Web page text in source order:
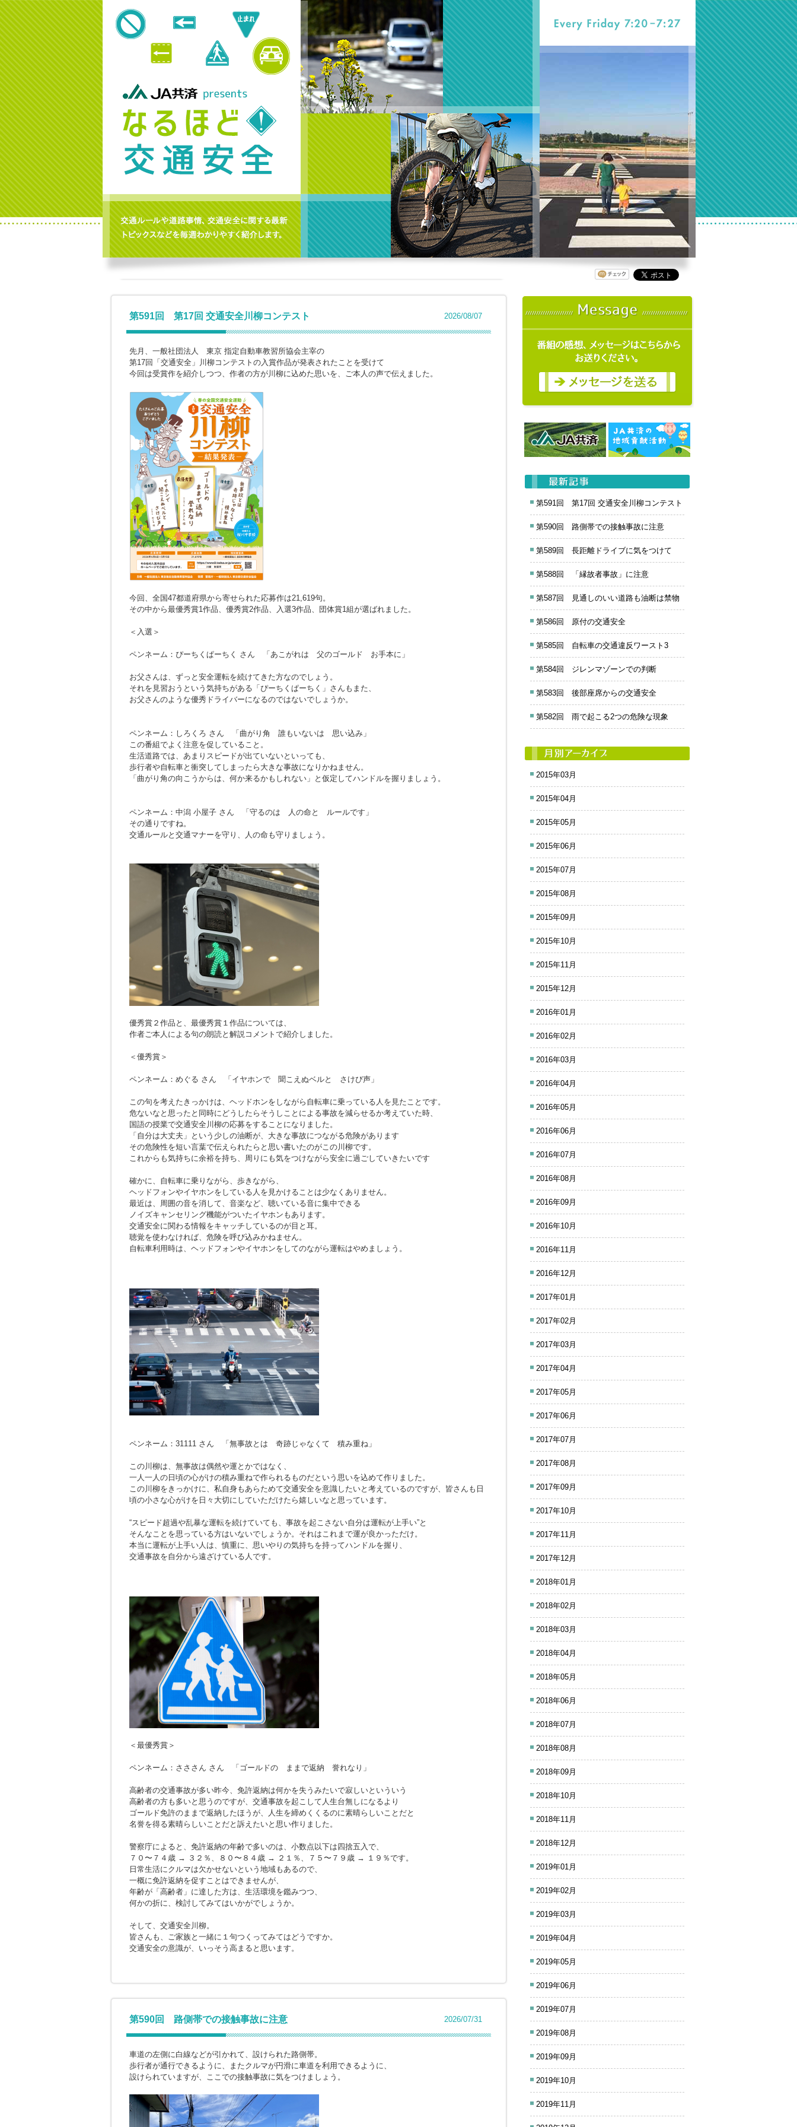
第591回 第17回 交通安全川柳コンテスト 2026/08/07
先月、一般社団法人 東京 指定自動車教習所協会主宰の
第17回「交通安全」川柳コンテストの入賞作品が発表されたことを受けて
今回は受賞作を紹介しつつ、作者の方が川柳に込めた思いを、ご本人の声で伝えました。
今回、全国47都道府県から寄せられた応募作は21,619句。
その中から最優秀賞1作品、優秀賞2作品、入選3作品、団体賞1組が選ばれました。
＜入選＞
ペンネーム：ぴーちくぱーちく さん 「あこがれは 父のゴールド お手本に」
お父さんは、ずっと安全運転を続けてきた方なのでしょう。
それを見習おうという気持ちがある「ぴーちくぱーちく」さんもまた、
お父さんのような優秀ドライバーになるのではないでしょうか。
ペンネーム：しろくろ さん
「曲がり角 誰もいないは 思い込み」
この番組でよく注意を促していること。
生活道路では、あまりスピードが出ていないといっても、
歩行者や自転車と衝突してしまったら大きな事故になりかねません。
「曲がり角の向こうからは、何か来るかもしれない」と仮定してハンドルを握りましょう。
ペンネーム：中潟 小屋子 さん 「 守るのは 人の命と ルールです」
その通りですね。
交通ルールと交通マナーを守り、人の命も守りましょう。
優秀賞２作品と、最優秀賞１作品については、
作者ご本人による句の朗読と解説コメントで紹介しました。
＜優秀賞＞
ペンネーム：めぐる さん 「イヤホンで 聞こえぬベルと さけび声」
この句を考えたきっかけは、ヘッドホンをしながら自転車に乗っている人を見たことです。
危ないなと思ったと同時にどうしたらそうしことによる事故を減らせるか考えていた時、
国語の授業で交通安全川柳の応募をすることになりました。
「自分は大丈夫」という少しの油断が、大きな事故につながる危険があります
その危険性を短い言葉で伝えられたらと思い書いたのがこの川柳です。
これからも気持ちに余裕を持ち、周りにも気をつけながら安全に過ごしていきたいです
確かに、自転車に乗りながら、歩きながら、
ヘッドフォンやイヤホンをしている人を見かけることは少なくありません。
最近は、周囲の音を消して、音楽など、聴いている音に集中できる
ノイズキャンセリング機能がついたイヤホンもあります。
交通安全に関わる情報をキャッチしているのが目と耳。
聴覚を使わなければ、危険を呼び込みかねません。
自転車利用時は、ヘッドフォンやイヤホンをしてのながら運転はやめましょう。
ペンネーム：31111 さん 「無事故とは 奇跡じゃなくて 積み重ね」
この川柳は、無事故は偶然や運とかではなく、
一人一人の日頃の心がけの積み重ねで作られるものだという思いを込めて作りました。
この川柳をきっかけに、私自身もあらためて交通安全を意識したいと考えているのですが、皆さんも日
頃の小さな心がけを日々大切にしていただけたら嬉しいなと思っています。
“スピード超過や乱暴な運転を続けていても、事故を起こさない自分は運転が上手い”と
そんなことを思っている方はいないでしょうか。それはこれまで運が良かっただけ。
本当に運転が上手い人は、慎重に、思いやりの気持ちを持ってハンドルを握り、
交通事故を自分から遠ざけている人です。
＜最優秀賞＞
ペンネーム：さささん さん 「ゴールドの ままで返納 誉れなり」
高齢者の交通事故が多い昨今、免許返納は何かを失うみたいで寂しいといういう
高齢者の方も多いと思うのですが、交通事故を起こして人生台無しになるより
ゴールド免許のままで返納したほうが、人生を締めくくるのに素晴らしいことだと
名誉を得る素晴らしいことだと訴えたいと思い作りました。
警察庁によると、免許返納の年齢で多いのは、小数点以下は四捨五入で、
７０〜７４歳 → ３２％、８０〜８４歳 → ２１％、７５〜７９歳 → １９％です。
日常生活にクルマは欠かせないという地域もあるので、
一概に免許返納を促すことはできませんが、
年齢が「高齢者」に達した方は、生活環境を鑑みつつ、
何かの折に、検討してみてはいかがでしょうか。
そして、交通安全川柳。
皆さんも、ご家族と一緒に１句つくってみてはどうですか。
交通安全の意識が、いっそう高まると思います。
第590回 路側帯での接触事故に注意 2026/07/31
車道の左側に白線などが引かれて、設けられた路側帯。
歩行者が通行できるように、またクルマが円滑に車道を利用できるように、
設けられていますが、ここでの接触事故に気をつけましょう。
第591回 第17回 交通安全川柳コンテスト
第590回 路側帯での接触事故に注意
第589回 長距離ドライブに気をつけて
第588回 「縁故者事故」に注意
第587回 見通しのいい道路も油断は禁物
第586回 原付の交通安全
第585回 自転車の交通違反ワースト3
第584回 ジレンマゾーンでの判断
第583回 後部座席からの交通安全
第582回 雨で起こる2つの危険な現象
2015年03月
2015年04月
2015年05月
2015年06月
2015年07月
2015年08月
2015年09月
2015年10月
2015年11月
2015年12月
2016年01月
2016年02月
2016年03月
2016年04月
2016年05月
2016年06月
2016年07月
2016年08月
2016年09月
2016年10月
2016年11月
2016年12月
2017年01月
2017年02月
2017年03月
2017年04月
2017年05月
2017年06月
2017年07月
2017年08月
2017年09月
2017年10月
2017年11月
2017年12月
2018年01月
2018年02月
2018年03月
2018年04月
2018年05月
2018年06月
2018年07月
2018年08月
2018年09月
2018年10月
2018年11月
2018年12月
2019年01月
2019年02月
2019年03月
2019年04月
2019年05月
2019年06月
2019年07月
2019年08月
2019年09月
2019年10月
2019年11月